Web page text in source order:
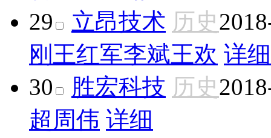
29
立昂技术 历史
刚 王红军李斌王欢 详细
30
胜宏科技 历史
超 周伟 详细